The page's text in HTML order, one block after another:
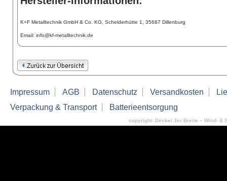
K+F Metalltechnik GmbH & Co. KG, Schelderhütte 1, 35687 Dillenburg
Email: info@kf-metalltechnik.de
Impressum AGB Datenschutz Versandkosten
Verpackung & Transport
Batterieentsorgung
copyright: Deckel 3er Breite – Wind- &